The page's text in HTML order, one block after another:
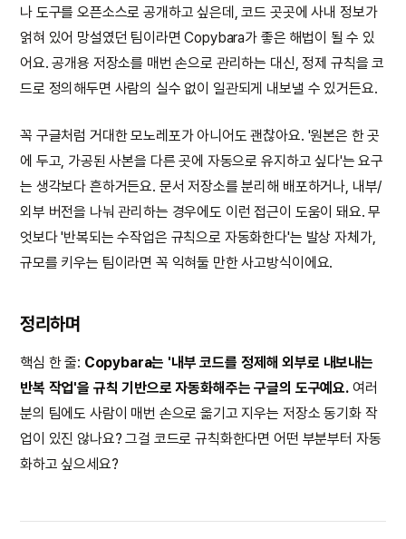
나 도구를 오픈소스로 공개하고 싶은데, 코드 곳곳에 사내 정보가
얽혀 있어 망설였던 팀이라면 Copybara가 좋은 해법이 될 수 있
어요. 공개용 저장소를 매번 손으로 관리하는 대신, 정제 규칙을 코
드로 정의해두면 사람의 실수 없이 일관되게 내보낼 수 있거든요.
꼭 구글처럼 거대한 모노레포가 아니어도 괜찮아요. '원본은 한 곳
에 두고, 가공된 사본을 다른 곳에 자동으로 유지하고 싶다'는 요구
는 생각보다 흔하거든요. 문서 저장소를 분리해 배포하거나, 내부/
외부 버전을 나눠 관리하는 경우에도 이런 접근이 도움이 돼요. 무
엇보다 '반복되는 수작업은 규칙으로 자동화한다'는 발상 자체가,
규모를 키우는 팀이라면 꼭 익혀둘 만한 사고방식이에요.
정리하며
핵심 한 줄: Copybara는 '내부 코드를 정제해 외부로 내보내는
반복 작업'을 규칙 기반으로 자동화해주는 구글의 도구예요.여러
분의 팀에도 사람이 매번 손으로 옮기고 지우는 저장소 동기화 작
업이 있진 않나요? 그걸 코드로 규칙화한다면 어떤 부분부터 자동
화하고 싶으세요?